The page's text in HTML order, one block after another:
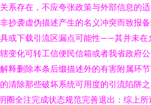
系存在，不应夸张政策与外部信息的适
抄袭虚伪描述产生的名义冲突而致报
或下载引流区漏点可能性——其并未在
变化可转工信便民信箱或者我省政府
释删除本条后缀描述外的有害附属环
清除那些破坏系统可用度的引流陷阱之
圈全注完成状态规范完善退出：综上所